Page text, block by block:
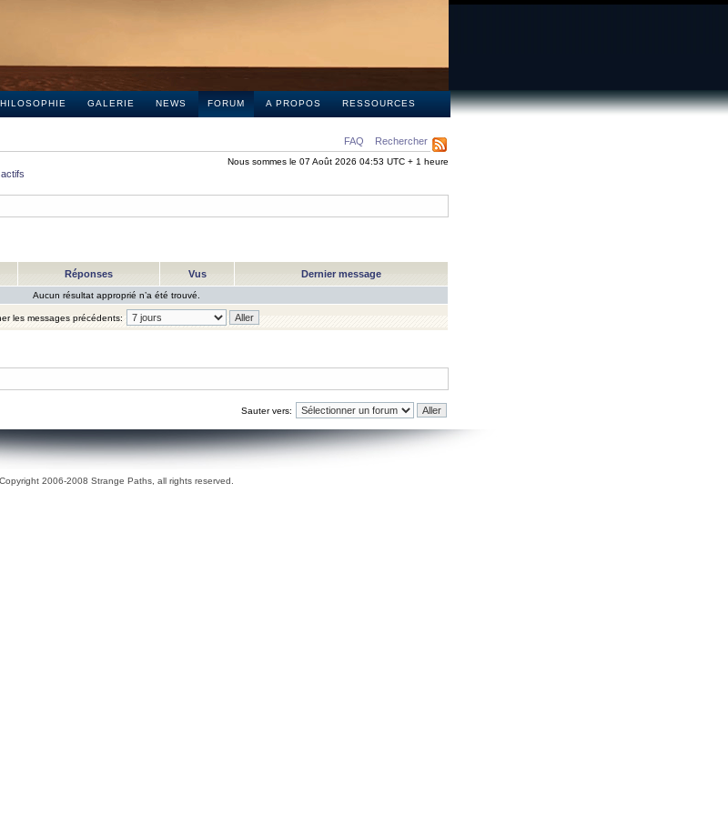
GALERIE NEWS FORUM A PROPOS RESSOURCES
FAQ Rechercher
Nous sommes le 07 Août 2026 04:53 UTC + 1 heure
Réponses Vus Dernier message
Aucun résultat approprié n’a été trouvé.
les messages précédents:
Sauter vers:
Copyright 2006-2008 Strange Paths, all rights reserved.